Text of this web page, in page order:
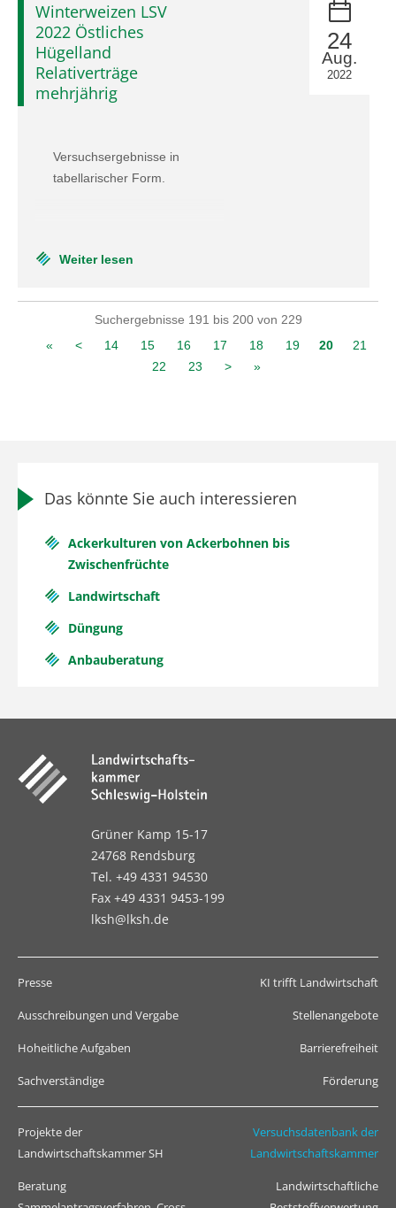
Winterweizen LSV
2022 Östliches
Hügelland
Relativerträge
mehrjährig
Versuchsergebnisse in
tabellarischer Form.
Weiter lesen
24
Aug.
2022
Suchergebnisse 191 bis 200 von 229
«
< 14 15 16 17 18 19 20
21
22
23 > »
Das könnte Sie auch interessieren
Ackerkulturen von Ackerbohnen bis
Zwischenfrüchte
Landwirtschaft
Düngung
Anbauberatung
Grüner Kamp 15-17
24768 Rendsburg
Tel. +49 4331 94530
Fax +49 4331 9453-199
lksh@lksh.de
Presse KI trifft Landwirtschaft
Ausschreibungen und Vergabe Stellenangebote
Hoheitliche Aufgaben Barrierefreiheit
Sachverständige Förderung
Projekte der
Landwirtschaftskammer SH
Versuchsdatenbank der
Landwirtschaftskammer
Beratung
Landwirtschaftliche